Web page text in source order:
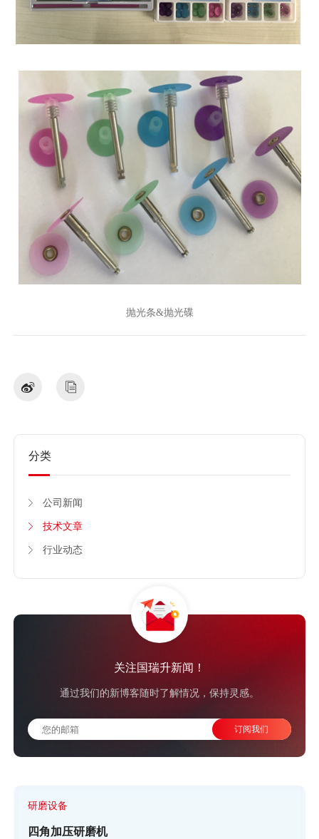
抛光条&抛光碟
分类
公司新闻
技术文章
行业动态
关注国瑞升新闻！
通过我们的新博客随时了解情况，保持灵感。
研磨设备
四角加压研磨机